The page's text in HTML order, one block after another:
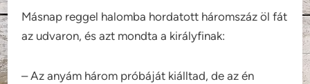
Másnap reggel halomba hordatott háromszáz öl fát
az udvaron, és azt mondta a királyfinak:
– Az anyám három próbáját kiálltad, de az én